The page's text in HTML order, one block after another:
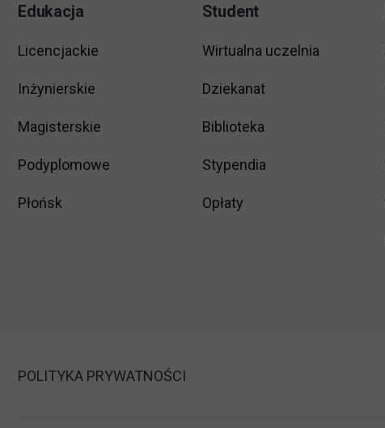
Edukacja
Licencjackie
Inżynierskie
Magisterskie
Podyplomowe
Płońsk
Student
Wirtualna uczelnia
Dziekanat
Biblioteka
Stypendia
Opłaty
POLITYKA PRYWATNOŚCI